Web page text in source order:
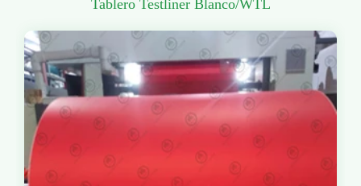
Tablero Testliner Blanco/WTL